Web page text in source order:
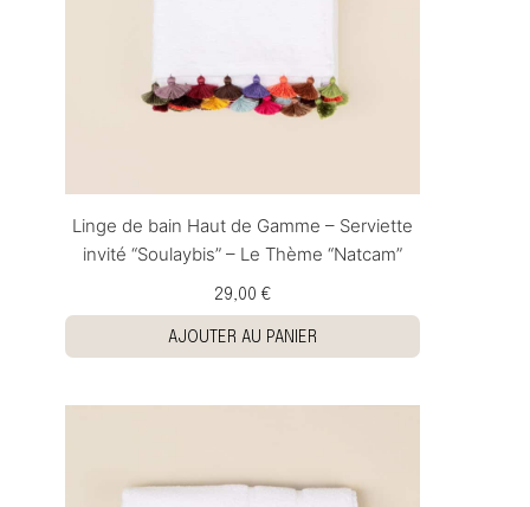
Linge de bain Haut de Gamme – Serviette
invité “Soulaybis” – Le Thème “Natcam”
29,00 €
AJOUTER AU PANIER